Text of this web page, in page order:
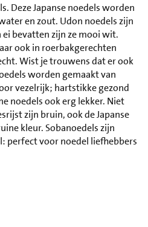
Deze Japanse noedels worden
en zout. Udon noedels zijn
ei bevatten zijn ze mooi wit.
ook in roerbakgerechten
Wist je trouwens dat er ook
worden gemaakt van
vezelrijk; hartstikke gezond
noedels ook erg lekker. Niet
zijn bruin, ook de Japanse
kleur. Sobanoedels zijn
perfect voor noedel liefhebbers